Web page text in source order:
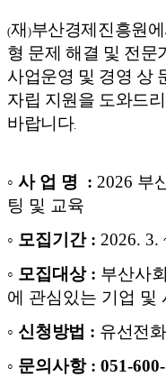
(재 )부산경제진흥원
형 문제 해결 및 전문
사업운영 및 경영 상
자립 지원을 도와드
바랍니다.
◦ 사 업 명 : 2026 부
팅 및 교육
◦ 모집기간 : 2026. 3.
◦ 모집대상 : 부산사
에 관심있는 기업 및
◦ 신청방법 : 유선전
◦ 문의사항 : 051-